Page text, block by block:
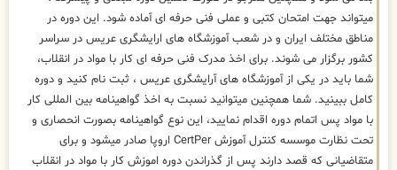
میتواند جهت امتحان کتبی و عملی فنی حرفه ای آماده شود. این دوره در
مناطق مختلف ایران و در شعب آموزشگاه های ارایشگری عریس در سراسر
کشور برگزار می شوند. برای اخذ مدرک فنی حرفه ای کار با مواد در انقلاب،
شما باید در یکی از آموزشگاه های آرایشگری عریس ، ثبت نام کنید و دوره
کامل ببینید. شما همچنین میتوانید نسبت به اخذ گواهینامه بین المللی کار
با مواد پس اتمام دوره اقدام نمایید، این نوع گواهینامه بصورت انحصاری و
تحت نظارت موسسه کنترل آموزش CertPer اروپا صادر میشود و برای
متقاضیانی که قصد دارند پس از گذراندن دوره اموزش کار با مواد در انقلاب